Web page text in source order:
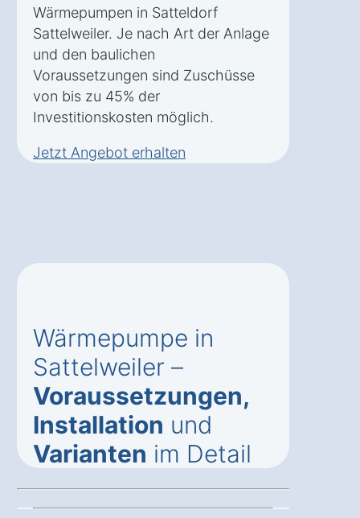
Wärmepumpen in Satteldorf
Sattelweiler. Je nach Art der Anlage
und den baulichen
Voraussetzungen sind Zuschüsse
von bis zu 45% der
Investitionskosten möglich.
Jetzt Angebot erhalten
Wärmepumpe in
Sattelweiler –
Voraussetzungen,
Installation und
Varianten im Detail